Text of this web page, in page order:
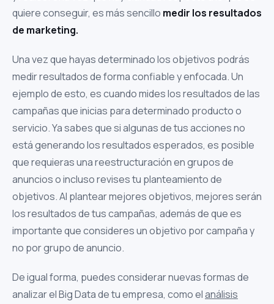
quiere conseguir, es más sencillo medir los resultados
de marketing.
Una vez que hayas determinado los objetivos podrás
medir resultados de forma confiable y enfocada. Un
ejemplo de esto, es cuando mides los resultados de las
campañas que inicias para determinado producto o
servicio. Ya sabes que si algunas de tus acciones no
está generando los resultados esperados, es posible
que requieras una reestructuración en grupos de
anuncios o incluso revises tu planteamiento de
objetivos. Al plantear mejores objetivos, mejores serán
los resultados de tus campañas, además de que es
importante que consideres un objetivo por campaña y
no por grupo de anuncio.
De igual forma, puedes considerar nuevas formas de
analizar el Big Data de tu empresa, como elanálisis